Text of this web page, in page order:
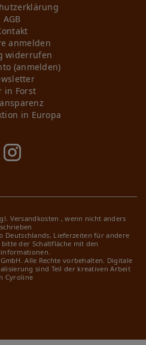
AGB
anmelden
widerrufen
(anmelden)
in Forst
in Europa
Versandkosten , wenn nicht anders
Lieferzeiten für andere
der Schaltfläche mit den
Alle Rechte vorbehalten. Digitale
sind Teil der kreativen Arbeit
Cyroline